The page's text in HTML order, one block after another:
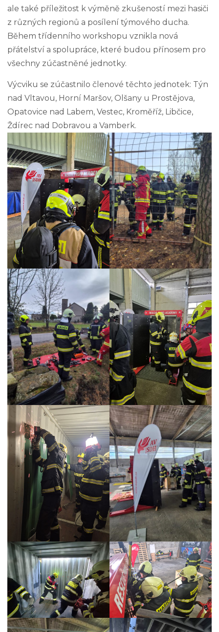
ale také příležitost k výměně zkušeností mezi hasiči
z různých regionů a posílení týmového ducha.
Během třídenního workshopu vznikla nová
přátelství a spolupráce, které budou přínosem pro
všechny zúčastněné jednotky.
Výcviku se zúčastnilo členové těchto jednotek: Týn
nad Vltavou, Horní Maršov, Olšany u Prostějova,
Opatovice nad Labem, Vestec, Kroměříž, Libčice,
Ždírec nad Dobravou a Vamberk.